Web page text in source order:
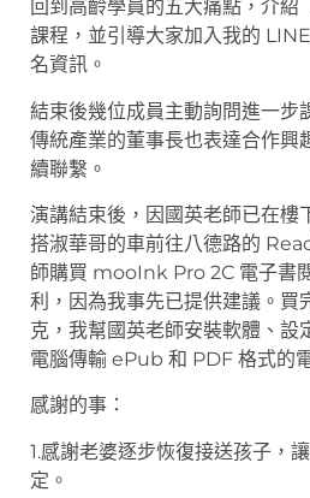
回到高齡學員的五大痛點，介紹
課程，並引導大家加入我的
名資訊。
結束後幾位成員主動詢問進一步
傳統產業的董事長也表達合作興
續聯繫。
演講結束後，因國英老師已在樓
搭淑華哥的車前往八德路的
師購買 mooInk Pro 2C 電子書
利，因為我事先已提供建議。買
克，我幫國英老師安裝軟體、設
電腦傳輸 ePub 和 PDF 格式的
感謝的事：
1.感謝老婆逐步恢復接送孩子，
定。